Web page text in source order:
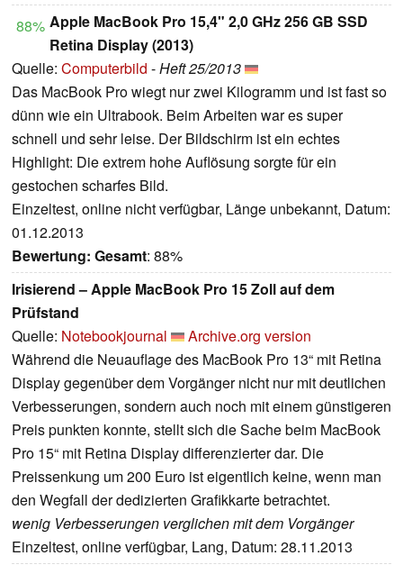
88% Apple MacBook Pro 15,4" 2,0 GHz 256 GB SSD
Retina Display (2013)
Quelle: Computerbild -Heft 25/2013
Das MacBook Pro wiegt nur zwei Kilogramm und ist fast so
dünn wie ein Ultrabook. Beim Arbeiten war es super
schnell und sehr leise. Der Bildschirm ist ein echtes
Highlight: Die extrem hohe Auflösung sorgte für ein
gestochen scharfes Bild.
Einzeltest, online nicht verfügbar, Länge unbekannt, Datum:
01.12.2013
Bewertung: Gesamt: 88%
Irisierend – Apple MacBook Pro 15 Zoll auf dem
Prüfstand
Quelle: Notebookjournal
Archive.org version
Während die Neuauflage des MacBook Pro 13“ mit Retina
Display gegenüber dem Vorgänger nicht nur mit deutlichen
Verbesserungen, sondern auch noch mit einem günstigeren
Preis punkten konnte, stellt sich die Sache beim MacBook
Pro 15“ mit Retina Display differenzierter dar. Die
Preissenkung um 200 Euro ist eigentlich keine, wenn man
den Wegfall der dedizierten Grafikkarte betrachtet.
wenig Verbesserungen verglichen mit dem Vorgänger
Einzeltest, online verfügbar, Lang, Datum: 28.11.2013